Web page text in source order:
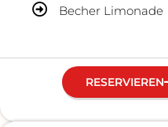
Becher Limonade
RESERVIEREN